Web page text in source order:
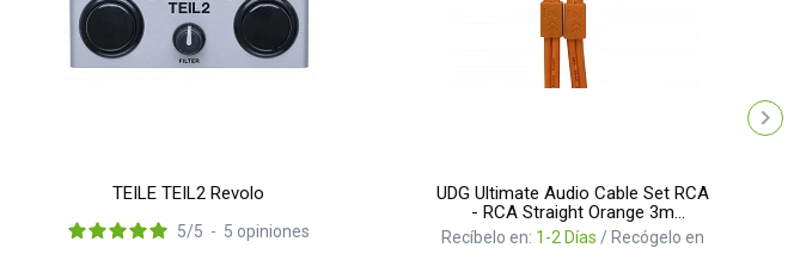
TEILE TEIL2 Revolo
5/5 - 5 opiniones
UDG Ultimate Audio Cable Set RCA
- RCA Straight Orange 3m
U97003OR
Recíbelo en: 1-2 Días / Recógelo en